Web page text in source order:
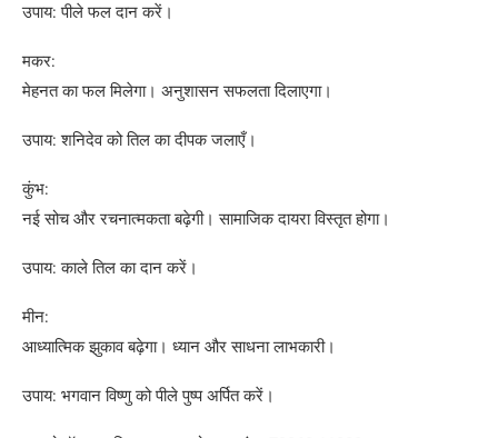
उपाय: पीले फल दान करें।
मकर:
मेहनत का फल मिलेगा। अनुशासन सफलता दिलाएगा।
उपाय: शनिदेव को तिल का दीपक जलाएँ।
कुंभ:
नई सोच और रचनात्मकता बढ़ेगी। सामाजिक दायरा विस्तृत होगा।
उपाय: काले तिल का दान करें।
मीन:
आध्यात्मिक झुकाव बढ़ेगा। ध्यान और साधना लाभकारी।
उपाय: भगवान विष्णु को पीले पुष्प अर्पित करें।